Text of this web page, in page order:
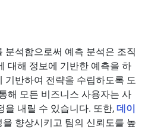
분석함으로써 예측 분석은 조직
대해 정보에 기반한 예측을 하
기반하여 전략을 수립하도록 도
해 모든 비즈니스 사용자는 사
을 내릴 수 있습니다. 또한, 데이
을 향상시키고 팀의 신뢰도를 높